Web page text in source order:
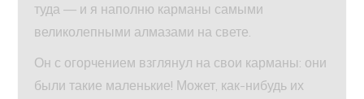
туда — и я наполню карманы самыми
великолепными алмазами на свете.
Он с огорчением взглянул на свои карманы: они
были такие маленькие! Может, как-нибудь их